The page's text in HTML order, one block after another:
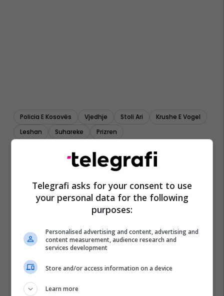
Policia E Kosovës Vjedhje Stoli Ari
Krushe E Vogel
Leshan
Suhareke Prizren
Telegrafi asks for your consent to use
your personal data for the following
purposes:
Personalised advertising and content, advertising and
content measurement, audience research and
services development
Store and/or access information on a device
Learn more